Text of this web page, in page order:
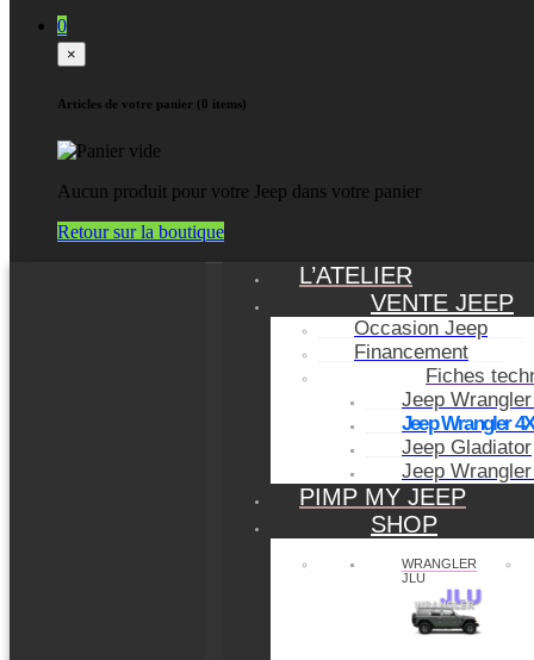
0
×
Articles de votre panier (0 items)
Aucun produit pour votre Jeep dans votre panier
Retour sur la boutique
L’ATELIER
VENTE JEEP
Occasion Jeep
Financement
Fiches
Jeep
Jeep Wrangler
Jeep Gladiator
Jeep
PIMP MY JEEP
SHOP
WRANGLER
JLU